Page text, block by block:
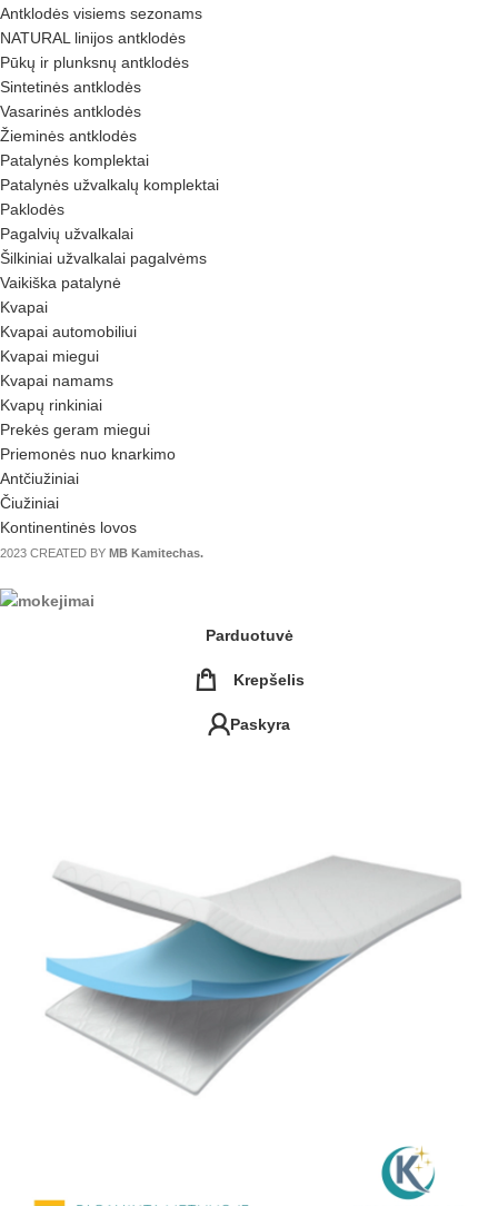
Antklodės visiems sezonams
NATURAL linijos antklodės
Pūkų ir plunksnų antklodės
Sintetinės antklodės
Vasarinės antklodės
Žieminės antklodės
Patalynės komplektai
Patalynės užvalkalų komplektai
Paklodės
Pagalvių užvalkalai
Šilkiniai užvalkalai pagalvėms
Vaikiška patalynė
Kvapai
Kvapai automobiliui
Kvapai miegui
Kvapai namams
Kvapų rinkiniai
Prekės geram miegui
Priemonės nuo knarkimo
Antčiužiniai
Čiužiniai
Kontinentinės lovos
2023 CREATED BY MB Kamitechas.
Parduotuvė
Krepšelis
Paskyra